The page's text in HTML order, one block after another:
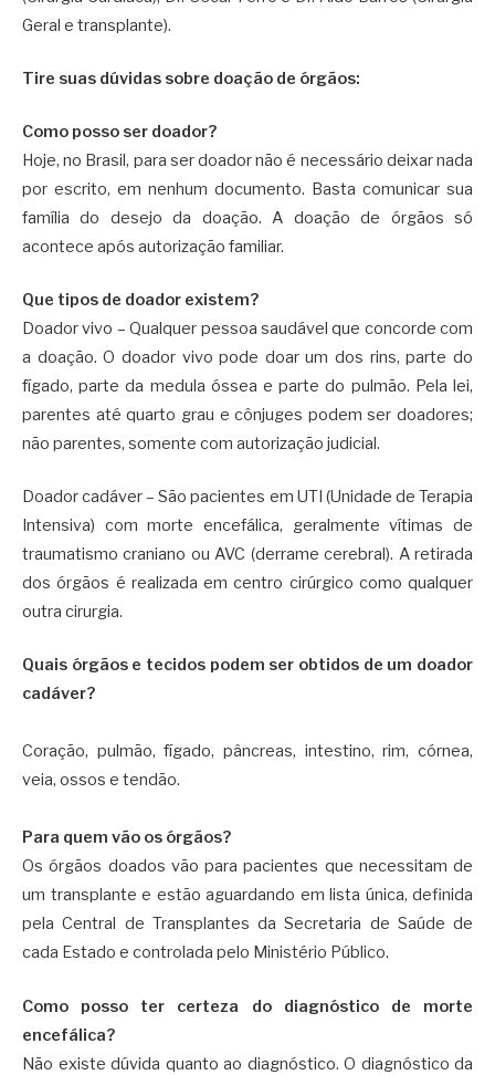
Geral e transplante).
Tire suas dúvidas sobre doação de órgãos:
Como posso ser doador?
Hoje, no Brasil, para ser doador não é necessário deixar nada
por escrito, em nenhum documento. Basta comunicar sua
família do desejo da doação. A doação de órgãos só
acontece após autorização familiar.
Que tipos de doador existem?
Doador vivo – Qualquer pessoa saudável que concorde com
a doação. O doador vivo pode doar um dos rins, parte do
fígado, parte da medula óssea e parte do pulmão. Pela lei,
parentes até quarto grau e cônjuges podem ser doadores;
não parentes, somente com autorização judicial.
Doador cadáver – São pacientes em UTI (Unidade de Terapia
Intensiva) com morte encefálica, geralmente vítimas de
traumatismo craniano ou AVC (derrame cerebral). A retirada
dos órgãos é realizada em centro cirúrgico como qualquer
outra cirurgia.
Quais órgãos e tecidos podem ser obtidos de um doador
cadáver?
Coração, pulmão, fígado, pâncreas, intestino, rim, córnea,
veia, ossos e tendão.
Para quem vão os órgãos?
Os órgãos doados vão para pacientes que necessitam de
um transplante e estão aguardando em lista única, definida
pela Central de Transplantes da Secretaria de Saúde de
cada Estado e controlada pelo Ministério Público.
Como posso ter certeza do diagnóstico de morte
encefálica?
Não existe dúvida quanto ao diagnóstico. O diagnóstico da